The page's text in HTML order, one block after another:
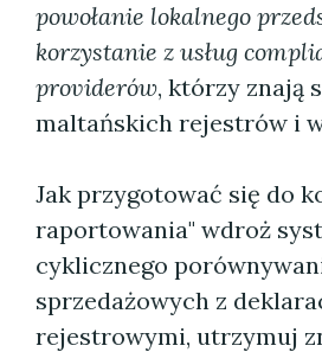
powołanie lokalnego
korzystanie z usług
providerów, którzy znają
maltańskich rejestrów i
Jak przygotować się do
raportowania" wdroż
cyklicznego
sprzedażowych z
rejestrowymi, utrzymuj